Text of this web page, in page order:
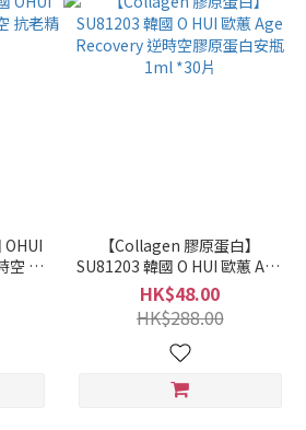
OHUI
空 抗
【Collagen 膠原蛋白】
SU81203 韓國 O HUI 歐蕙 Age
Recovery 逆時空膠原蛋白安瓶
1ml *30片
HK$48.00
HK$288.00